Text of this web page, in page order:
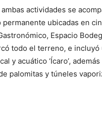
actividades se
ubicadas en
Espacio
todo el terreno, e
y acuático ‘Ícaro’,
palomitas y túneles